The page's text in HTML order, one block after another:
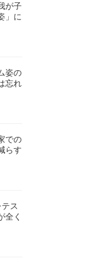
が子
」に
姿の
忘れ
での
らす
ス
全く